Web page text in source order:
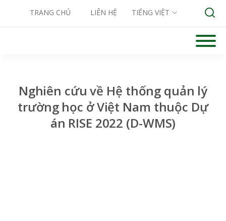
TRANG CHỦ LIÊN HỆ TIẾNG VIỆT
Nghiên cứu về Hệ thống quản lý
trường học ở Việt Nam thuộc Dự
án RISE 2022 (D-WMS)